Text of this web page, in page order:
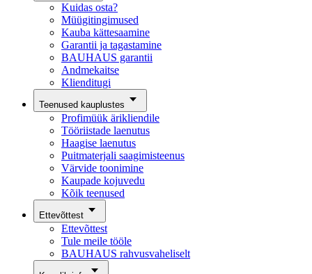
Kuidas osta?
Müügitingimused
Kauba kättesaamine
Garantii ja tagastamine
BAUHAUS garantii
Andmekaitse
Klienditugi
Teenused kauplustes
Profimüük ärikliendile
Tööriistade laenutus
Haagise laenutus
Puitmaterjali saagimisteenus
Värvide toonimine
Kaupade kojuvedu
Kõik teenused
Ettevõttest
Ettevõttest
Tule meile tööle
BAUHAUS rahvusvaheliselt